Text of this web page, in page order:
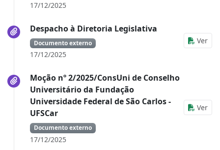
17/12/2025
Despacho à Diretoria Legislativa
Documento externo
17/12/2025
Ver
Moção nº 2/2025/ConsUni de Conselho
Universitário da Fundação
Universidade Federal de São Carlos -
UFSCar
Documento externo
17/12/2025
Ver